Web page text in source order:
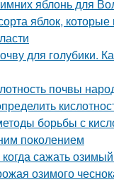
яблонь для
яблок,
для голубики.
почвы
борьбы с
поколением
сажать
озимого